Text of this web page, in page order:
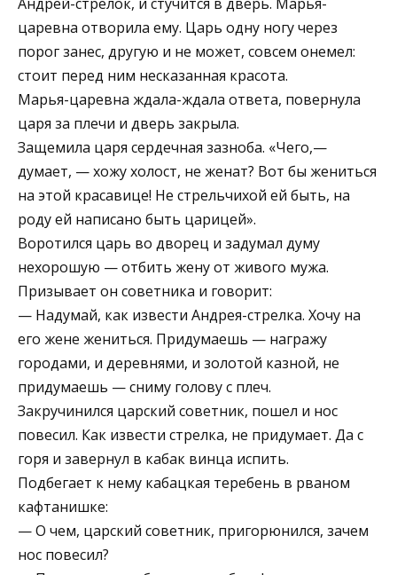
царевна отворила ему. Царь одну ногу через
порог занес, другую и не может, совсем онемел:
стоит перед ним несказанная красота.
Марья-царевна ждала-ждала ответа, повернула
царя за плечи и дверь закрыла.
Защемила царя сердечная зазноба. «Чего,—
думает, — хожу холост, не женат? Вот бы жениться
на этой красавице! Не стрельчихой ей быть, на
роду ей написано быть царицей».
Воротился царь во дворец и задумал думу
нехорошую — отбить жену от живого мужа.
Призывает он советника и говорит:
— Надумай, как извести Андрея-стрелка. Хочу на
его жене жениться. Придумаешь — награжу
городами, и деревнями, и золотой казной, не
придумаешь — сниму голову с плеч.
Закручинился царский советник, пошел и нос
повесил. Как извести стрелка, не придумает. Да с
горя и завернул в кабак винца испить.
Подбегает к нему кабацкая теребень в рваном
кафтанишке:
— О чем, царский советник, пригорюнился, зачем
нос повесил?